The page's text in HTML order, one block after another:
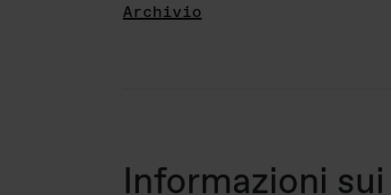
Archivio
Informazioni sui